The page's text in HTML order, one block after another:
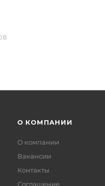
О КОМПАНИИ
О компании
Вакансии
Контакты
Соглашение